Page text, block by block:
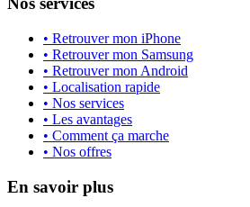
• Retrouver mon iPhone
• Retrouver mon Samsung
• Retrouver mon Android
• Localisation rapide
• Nos services
• Les avantages
• Comment ça marche
• Nos offres
En savoir plus